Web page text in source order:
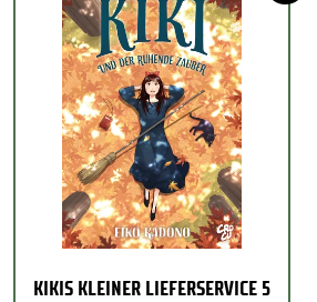
KIKIS KLEINER LIEFERSERVICE 5